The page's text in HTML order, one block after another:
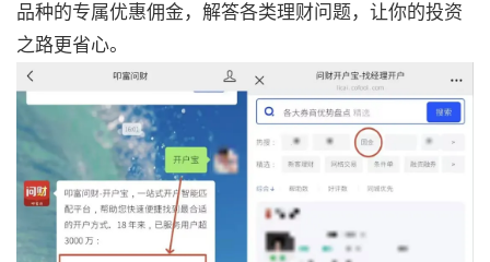
品种的专属优惠佣金，解答各类理财问题，让你的投资
之路更省心。